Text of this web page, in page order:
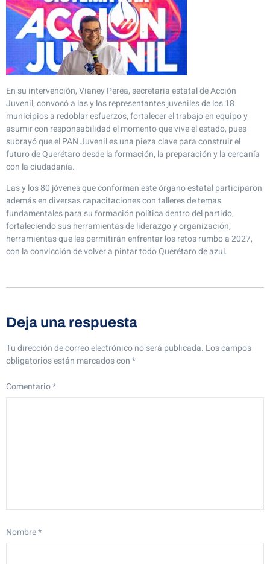
En su intervención, Vianey Perea, secretaria estatal de Acción
Juvenil, convocó a las y los representantes juveniles de los 18
municipios a redoblar esfuerzos, fortalecer el trabajo en equipo y
asumir con responsabilidad el momento que vive el estado, pues
subrayó que el PAN Juvenil es una pieza clave para construir el
futuro de Querétaro desde la formación, la preparación y la cercanía
con la ciudadanía.
Las y los 80 jóvenes que conforman este órgano estatal participaron
además en diversas capacitaciones con talleres de temas
fundamentales para su formación política dentro del partido,
fortaleciendo sus herramientas de liderazgo y organización,
herramientas que les permitirán enfrentar los retos rumbo a 2027,
con la convicción de volver a pintar todo Querétaro de azul.
Deja una respuesta
Tu dirección de correo electrónico no será publicada. Los campos
obligatorios están marcados con*
Comentario*
Nombre*